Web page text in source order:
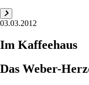
03.03.2012
Im Kaffeehaus
Das Weber-